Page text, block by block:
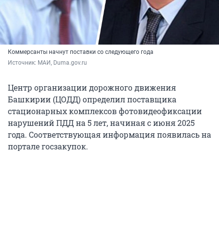
Коммерсанты начнут поставки со следующего года
Источник: МАИ, Duma.gov.ru
Центр организации дорожного движения
Башкирии (ЦОДД) определил поставщика
стационарных комплексов фотовидеофиксации
нарушений ПДД на 5 лет, начиная с июня 2025
года. Соответствующая информация появилась на
портале госзакупок.